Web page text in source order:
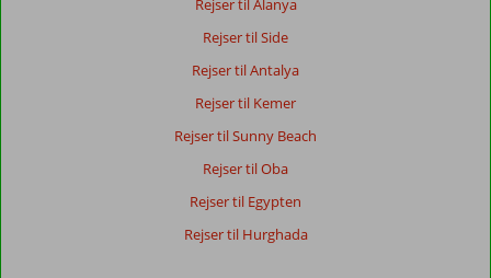
Rejser til Alanya
Rejser til Side
Rejser til Antalya
Rejser til Kemer
Rejser til Sunny Beach
Rejser til Oba
Rejser til Egypten
Rejser til Hurghada